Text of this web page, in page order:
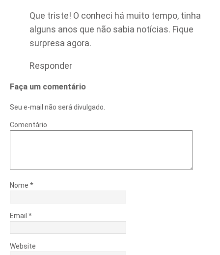
Que triste! O conheci há muito tempo, tinha
alguns anos que não sabia notícias. Fique
surpresa agora.
Responder
Faça um comentário
Seu e-mail não será divulgado.
Comentário
Nome *
Email *
Website